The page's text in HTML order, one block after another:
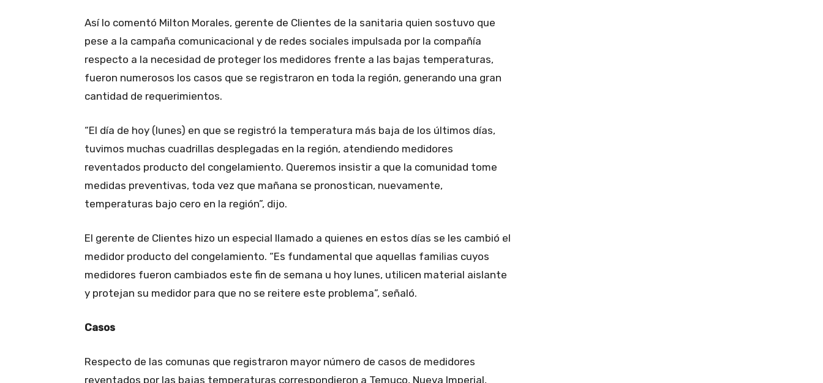
Así lo comentó Milton Morales, gerente de Clientes de la sanitaria quien sostuvo que
pese a la campaña comunicacional y de redes sociales impulsada por la compañía
respecto a la necesidad de proteger los medidores frente a las bajas temperaturas,
fueron numerosos los casos que se registraron en toda la región, generando una gran
cantidad de requerimientos.
“El día de hoy (lunes) en que se registró la temperatura más baja de los últimos días,
tuvimos muchas cuadrillas desplegadas en la región, atendiendo medidores
reventados producto del congelamiento. Queremos insistir a que la comunidad tome
medidas preventivas, toda vez que mañana se pronostican, nuevamente,
temperaturas bajo cero en la región”, dijo.
El gerente de Clientes hizo un especial llamado a quienes en estos días se les cambió el
medidor producto del congelamiento. “Es fundamental que aquellas familias cuyos
medidores fueron cambiados este fin de semana u hoy lunes, utilicen material aislante
y protejan su medidor para que no se reitere este problema”, señaló.
Casos
Respecto de las comunas que registraron mayor número de casos de medidores
reventados por las bajas temperaturas correspondieron a Temuco, Nueva Imperial,